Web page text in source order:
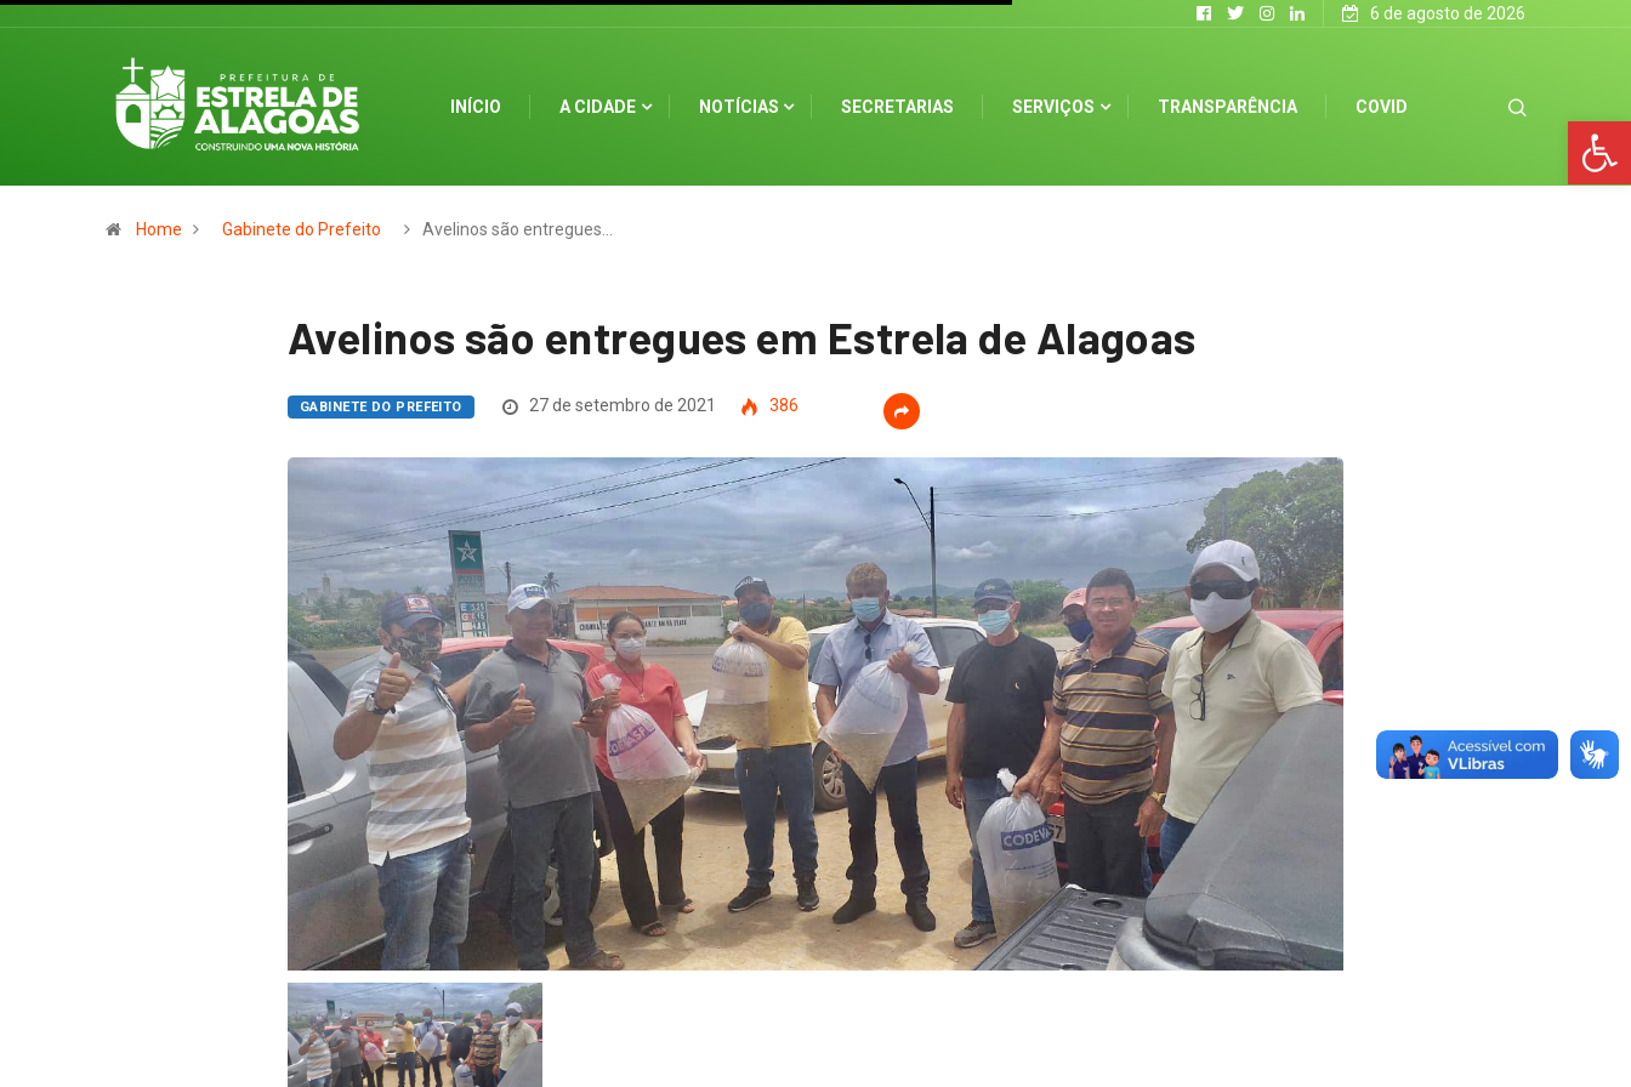
6 de agosto de 2026
INÍCIO A CIDADE NOTÍCIAS SECRETARIAS SERVIÇOS TRANSPARÊNCIA COVID
Home Gabinete do Prefeito Avelinos são entregues…
Avelinos são entregues em Estrela de Alagoas
GABINETE DO PREFEITO 27 de setembro de 2021 386